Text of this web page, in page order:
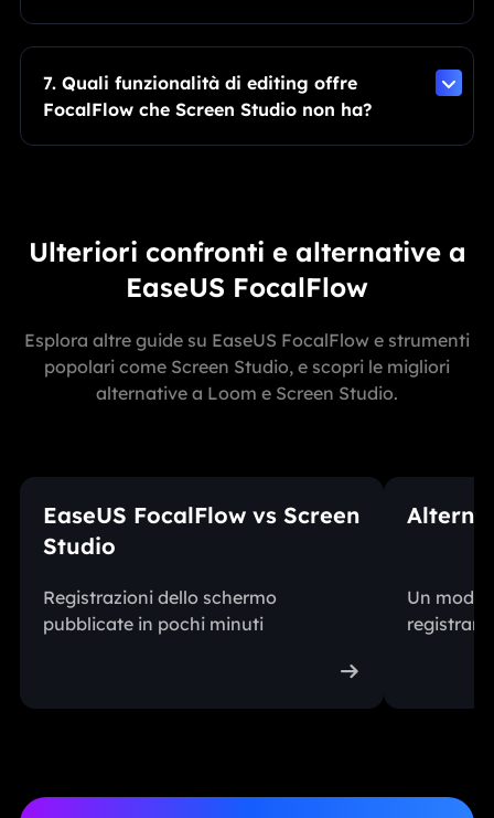
7. Quali funzionalità di editing offre
FocalFlow che Screen Studio non ha?
Ulteriori confronti e alternative a
EaseUS FocalFlow
Esplora altre guide su EaseUS FocalFlow e strumenti
popolari come Screen Studio, e scopri le migliori
alternative a Loom e Screen Studio.
EaseUS FocalFlow vs Screen
Studio
Registrazioni dello schermo
pubblicate in pochi minuti

Un modo
registrare